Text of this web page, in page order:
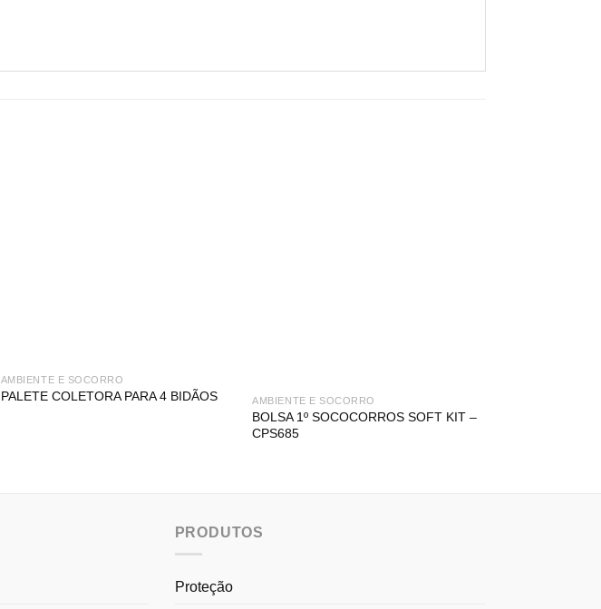
AMBIENTE E SOCORRO
PALETE COLETORA PARA 4 BIDÃOS AMBIENTE E SOCORRO
BOLSA 1º SOCOCORROS SOFT KIT –
CPS685
PRODUTOS
Proteção